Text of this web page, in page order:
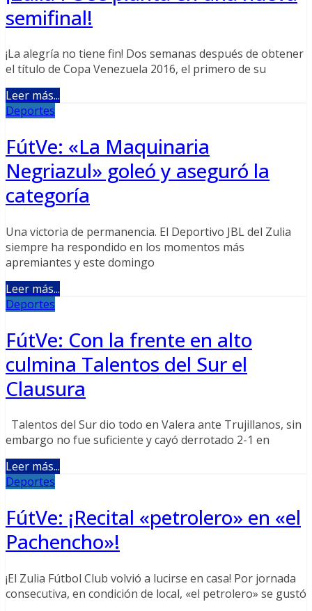
semifinal!
¡La alegría no tiene fin! Dos semanas después de obtener
el título de Copa Venezuela 2016, el primero de su
Leer más...
Deportes
FútVe: «La Maquinaria
Negriazul» goleó y aseguró la
categoría
Una victoria de permanencia. El Deportivo JBL del Zulia
siempre ha respondido en los momentos más
apremiantes y este domingo
Leer más...
Deportes
FútVe: Con la frente en alto
culmina Talentos del Sur el
Clausura
Talentos del Sur dio todo en Valera ante Trujillanos, sin
embargo no fue suficiente y cayó derrotado 2-1 en
Leer más...
Deportes
FútVe: ¡Recital «petrolero» en «el
Pachencho»!
¡El Zulia Fútbol Club volvió a lucirse en casa! Por jornada
consecutiva, en condición de local, «el petrolero» se gustó